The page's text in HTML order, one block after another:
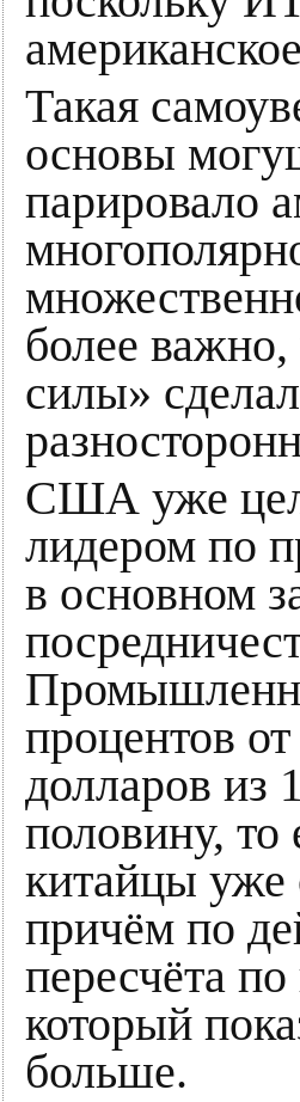
Такая
основы
парировало
более
силы»
США уже
лидером по
в основном
процентов
долларов из
половину, то
китайцы уже
причём по
пересчёта
который
больше.